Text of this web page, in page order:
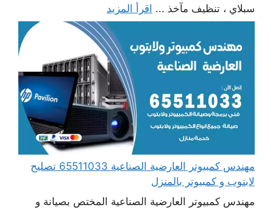
سبلاي ، تنظيف مآخذ ... اقرأ المزيد
مهندس كمبيوتر العارضية الصناعية 65511033 تصليح
لابتوب و كمبيوتر بالمنزل
مهندس كمبيوتر العارضية الصناعية المختص بصيانة و